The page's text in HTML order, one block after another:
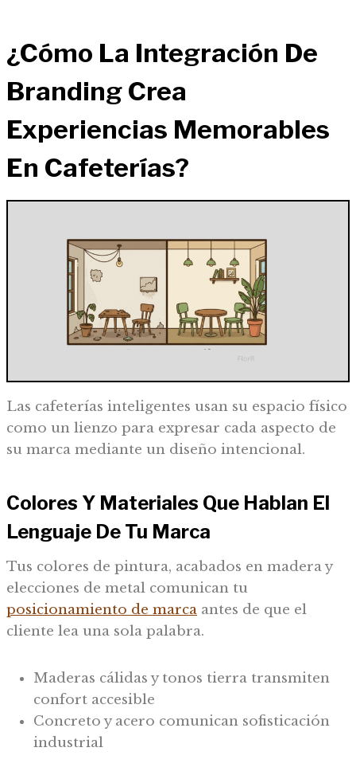
¿Cómo La Integración De
Branding Crea
Experiencias Memorables
En Cafeterías?
Las cafeterías inteligentes usan su espacio físico
como un lienzo para expresar cada aspecto de
su marca mediante un diseño intencional.
Colores Y Materiales Que Hablan El
Lenguaje De Tu Marca
Tus colores de pintura, acabados en madera y
elecciones de metal comunican tu
posicionamiento de marca antes de que el
cliente lea una sola palabra.
Maderas cálidas y tonos tierra transmiten
confort accesible
Concreto y acero comunican sofisticación
industrial